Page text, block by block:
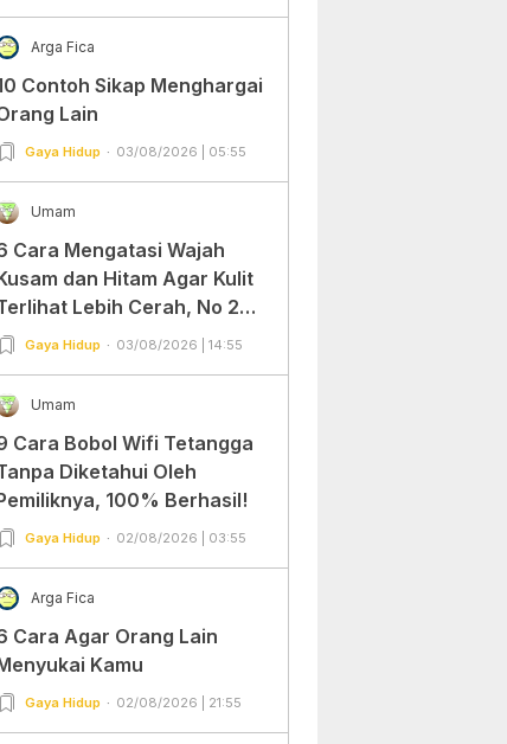
Arga Fica
Contoh Sikap Menghargai
Lain
Gaya Hidup 03/08/2026 | 05:55
Umam
Cara Mengatasi Wajah
dan Hitam Agar Kulit
Lebih Cerah, No 2
Gampang Banget dan Mudah
Gaya Hidup 03/08/2026 | 14:55
Umam
Cara Bobol Wifi Tetangga
Diketahui Oleh
100% Berhasil!
Gaya Hidup 02/08/2026 | 03:55
Arga Fica
Cara Agar Orang Lain
Kamu
Gaya Hidup 02/08/2026 | 21:55